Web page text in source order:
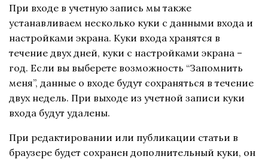
При входе в учетную запись мы также
устанавливаем несколько куки с данными входа и
настройками экрана. Куки входа хранятся в
течение двух дней, куки с настройками экрана –
год. Если вы выберете возможность “Запомнить
меня”, данные о входе будут сохраняться в течение
двух недель. При выходе из учетной записи куки
входа будут удалены.
При редактировании или публикации статьи в
браузере будет сохранен дополнительный куки, он